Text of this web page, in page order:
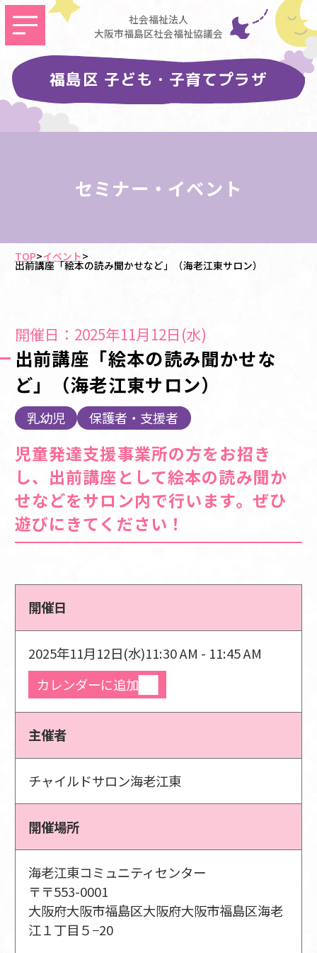
社会福祉法人
大阪市福島区社会福祉協議会
福島区 子ども・子育てプラザ
セミナー・イベント
TOP>イベント>
出前講座「絵本の読み聞かせなど」（海老江東サロン）
開催日：2025年11月12日(水)
出前講座「絵本の読み聞かせな
ど」（海老江東サロン）
乳幼児 保護者・支援者
児童発達支援事業所の方をお招き
し、出前講座として絵本の読み聞か
せなどをサロン内で行います。ぜひ
遊びにきてください！
開催日
2025年11月12日(水)11:30 AM - 11:45 AM
カレンダーに追加
主催者
チャイルドサロン海老江東
開催場所
海老江東コミュニティセンター
〒〒553-0001
大阪府大阪市福島区大阪府大阪市福島区海老
江１丁目５−20